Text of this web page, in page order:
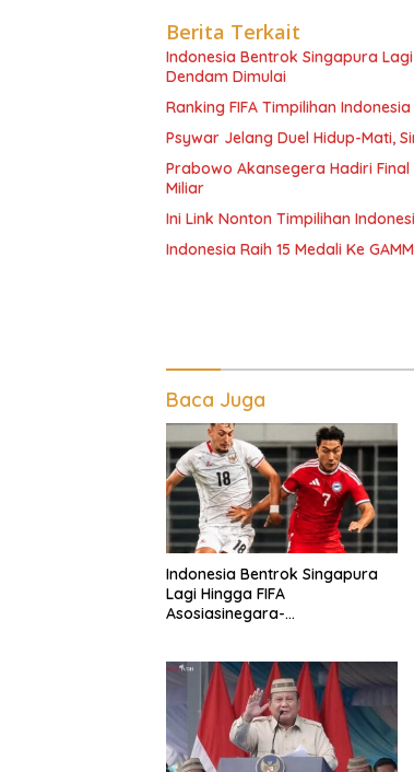
Berita Terkait
Indonesia Bentrok Singapura
Dendam Dimulai
Ranking FIFA Timpilihan
Psywar Jelang Duel Hidup-Mati,
Prabowo Akansegera Hadiri
Miliar
Ini Link Nonton Timpilihan
Indonesia Raih 15 Medali Ke
Baca Juga
Indonesia Bentrok Singapura
Lagi Hingga FIFA
Asosiasinegara-